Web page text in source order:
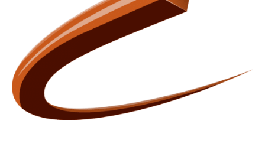
4.4 Google Reviews
4.7 Trustpilot